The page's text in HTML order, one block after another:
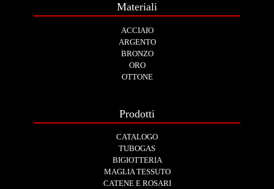
Materiali
ACCIAIO
ARGENTO
BRONZO
ORO
OTTONE
Prodotti
CATALOGO
TUBOGAS
BIGIOTTERIA
MAGLIA TESSUTO
CATENE E ROSARI